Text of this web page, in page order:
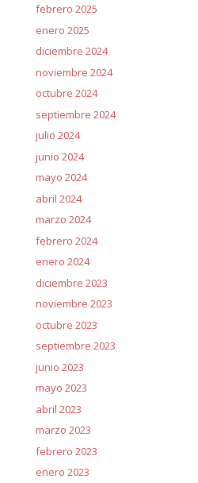
febrero 2025
enero 2025
diciembre 2024
noviembre 2024
octubre 2024
septiembre 2024
julio 2024
junio 2024
mayo 2024
abril 2024
marzo 2024
febrero 2024
enero 2024
diciembre 2023
noviembre 2023
octubre 2023
septiembre 2023
junio 2023
mayo 2023
abril 2023
marzo 2023
febrero 2023
enero 2023